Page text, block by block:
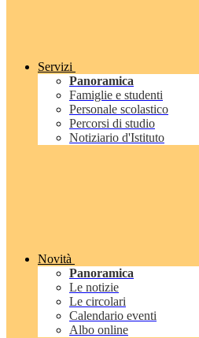
Servizi
Panoramica
Famiglie e studenti
Personale scolastico
Percorsi di studio
Notiziario d'Istituto
Novità
Panoramica
Le notizie
Le circolari
Calendario eventi
Albo online